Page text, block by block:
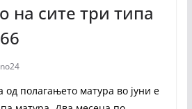
на сите три типа
од полагањето матура во јуни е